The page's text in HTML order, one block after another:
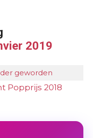
2019
geworden
Popprijs 2018